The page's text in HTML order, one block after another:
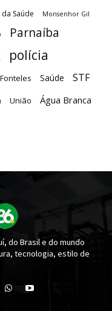
Saúde Monsenhor Gil
Parnaíba
polícia
Saúde STF
União Água Branca
do Brasil e do mundo
tecnologia, estilo de